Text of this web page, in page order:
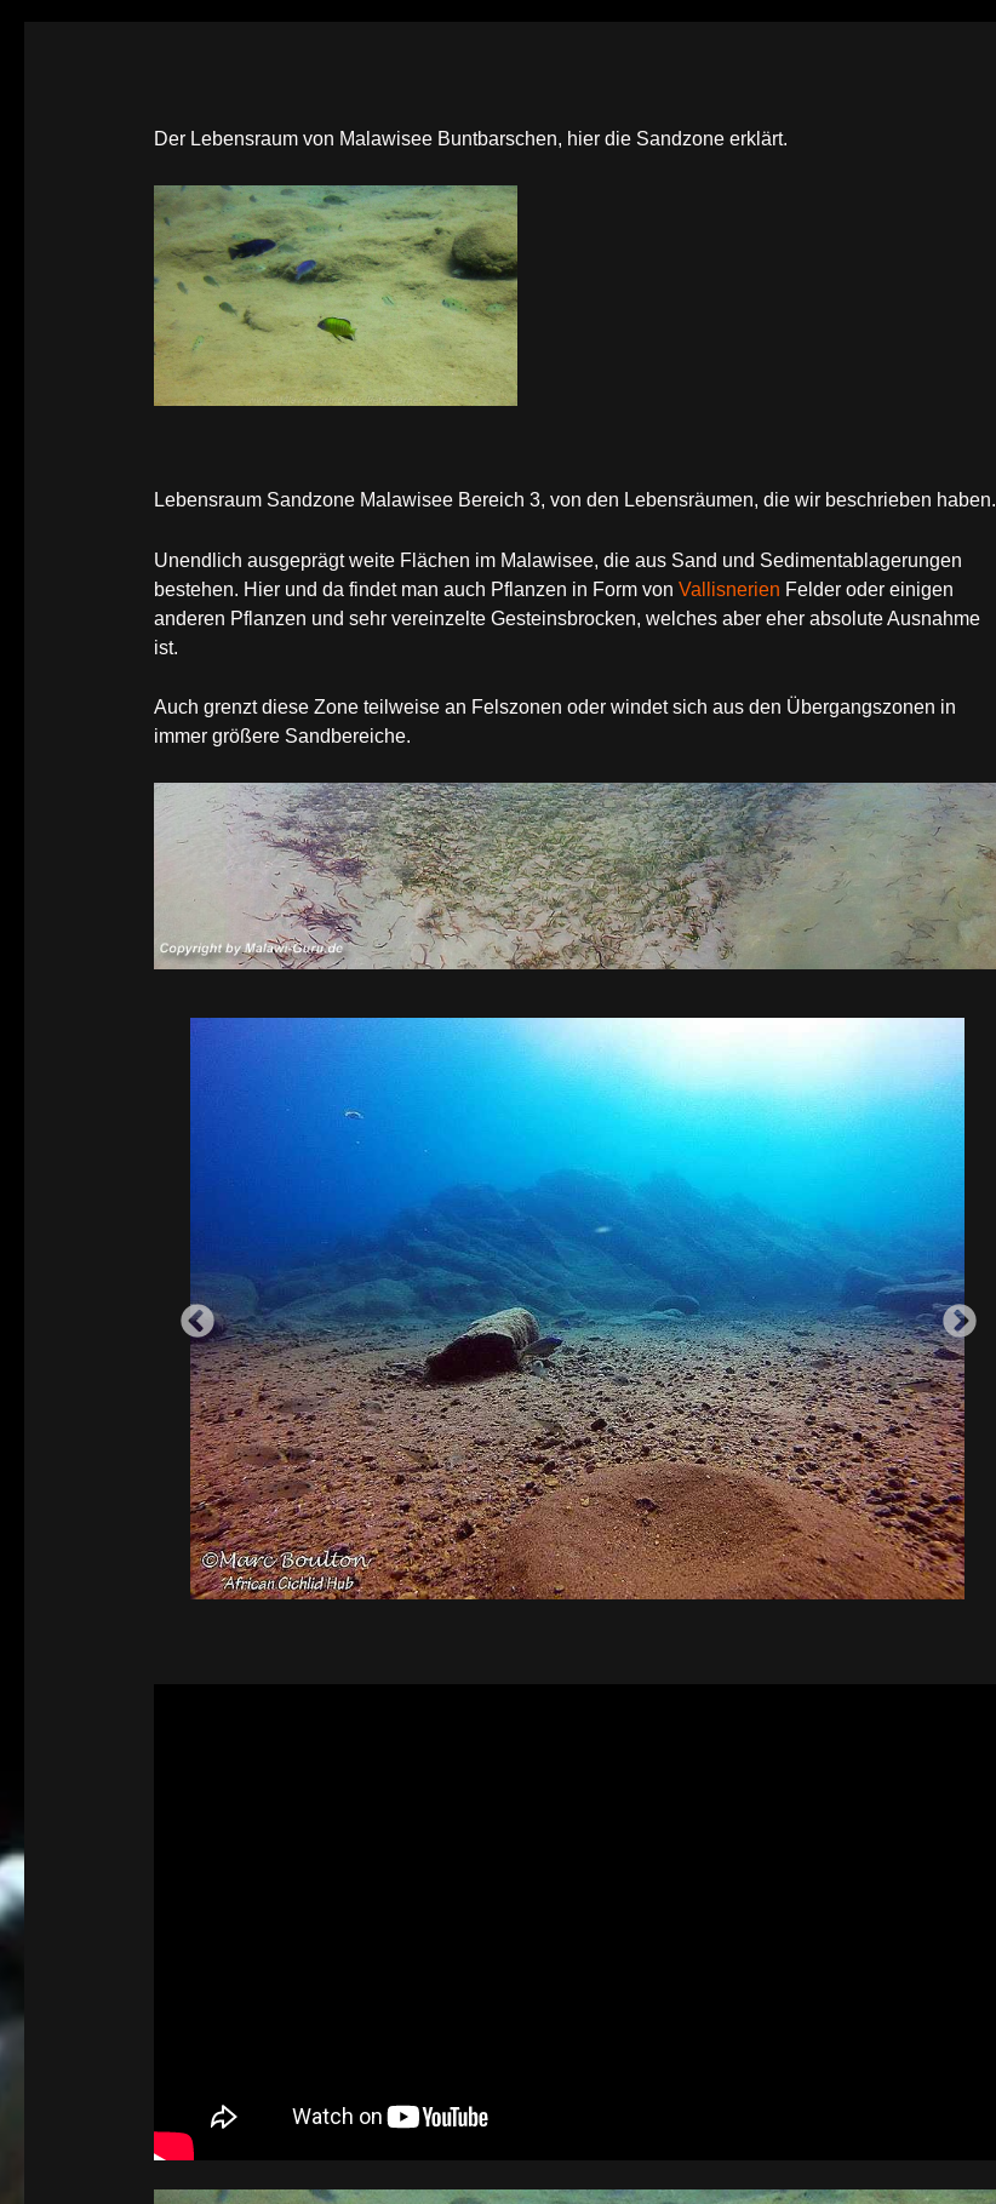
Der Lebensraum von Malawisee Buntbarschen, hier die Sandzone erklärt.
Lebensraum Sandzone Malawisee Bereich 3, von den Lebensräumen, die wir beschrieben haben.
Unendlich ausgeprägt weite Flächen im Malawisee, die aus Sand und Sedimentablagerungen
bestehen. Hier und da findet man auch Pflanzen in Form von Vallisnerien Felder oder einigen
anderen Pflanzen und sehr vereinzelte Gesteinsbrocken, welches aber eher absolute Ausnahme
ist.
Auch grenzt diese Zone teilweise an Felszonen oder windet sich aus den Übergangszonen in
immer größere Sandbereiche.